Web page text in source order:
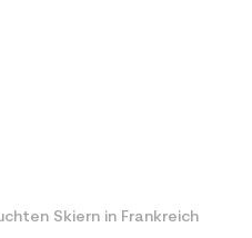
Skiern in Frankreich